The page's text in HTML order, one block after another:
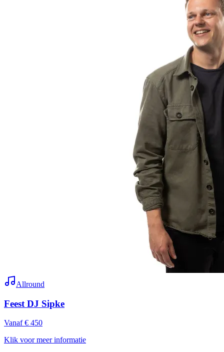
Allround
Feest DJ Sipke
Vanaf € 450
Klik voor meer informatie